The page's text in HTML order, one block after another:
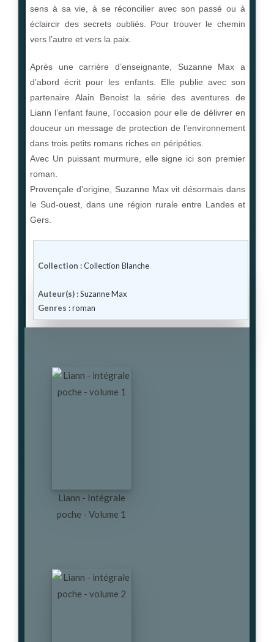
sens à sa vie, à se réconcilier avec son passé ou à
éclaircir des secrets oubliés. Pour trouver le chemin
vers l’autre et vers la paix.
Après une carrière d’enseignante, Suzanne Max a
d’abord écrit pour les enfants. Elle publie avec son
partenaire Alain Benoist la série des aventures de
Liann l’enfant faune, l’occasion pour elle de délivrer en
douceur un message de protection de l’environnement
dans trois petits romans riches en péripéties.
Avec Un puissant murmure, elle signe ici son premier
roman.
Provençale d’origine, Suzanne Max vit désormais dans
le Sud-ouest, dans une région rurale entre Landes et
Gers.
Collection : Collection Blanche
Auteur(s) : Suzanne Max
Genres : roman
Liann - Intégrale
poche - Volume 1